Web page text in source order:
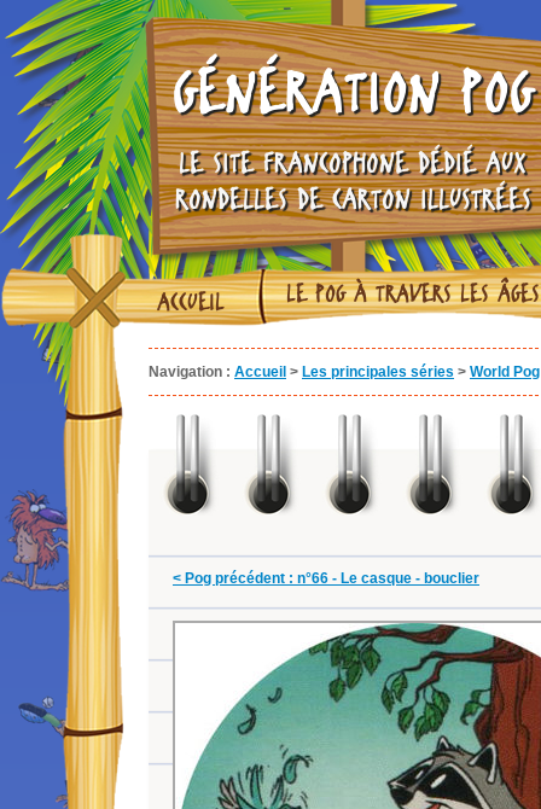
GÉNÉRATION POG
LE SITE FRANCOPHONE DÉDIÉ AUX
RONDELLES DE CARTON ILLUSTRÉES
ACCUEIL LE POG À TRAVERS LES ÂGES
Navigation : Accueil > Les principales séries > World
< Pog précédent : n°66 - Le casque - bouclier